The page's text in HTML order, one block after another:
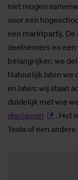
níet mogen
voor een
een marktpartij. De
deelnemers en
belangrijker: we
Natuurlijk laten we
en laten: wij staan
duidelijk met wie
disclaimer
. Het
Tesla of een